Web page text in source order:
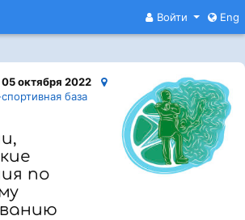
Войти Eng
октября 2022
база
по